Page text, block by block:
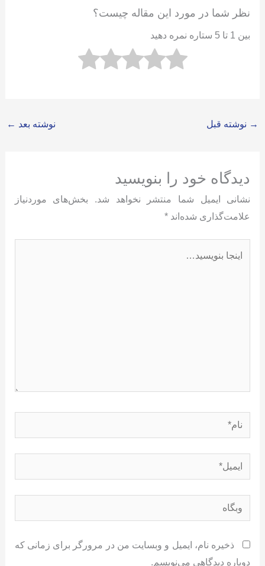
نظر شما در مورد این مقاله چیست؟
بین 1 تا 5 ستاره نمره دهید
→ نوشته قبل نوشته بعد ←
دیدگاه‌ خود را بنویسید
نشانی ایمیل شما منتشر نخواهد شد.
بخش‌های موردنیاز
علامت‌گذاری شده‌اند *
بنویسید…
نام*
ایمیل*
وبگاه
ذخیره نام، ایمیل و وبسایت من در مرورگر برای زمانی که
دوباره دیدگاهی می‌نویسم.